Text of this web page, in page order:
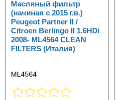
Масляный фильтр
(начиная с 2015 г.в.)
Peugeot Partner II /
Citroen Berlingo II 1.6HDi
2008- ML4564 CLEAN
FILTERS (Италия)
ML4564